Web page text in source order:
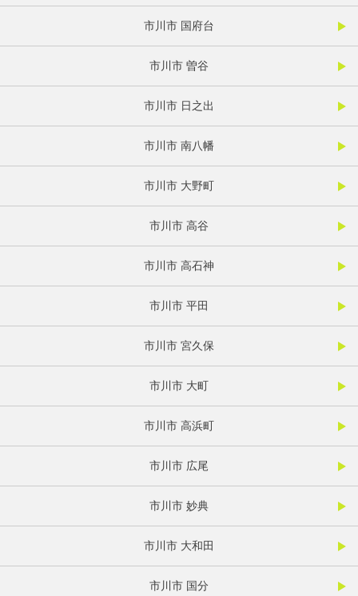
市川市 国府台
市川市 曽谷
市川市 日之出
市川市 南八幡
市川市 大野町
市川市 高谷
市川市 高石神
市川市 平田
市川市 宮久保
市川市 大町
市川市 高浜町
市川市 広尾
市川市 妙典
市川市 大和田
市川市 国分